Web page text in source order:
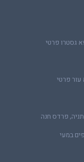
גסטרו פרטי
פרטי
פרדס חנה
במעי